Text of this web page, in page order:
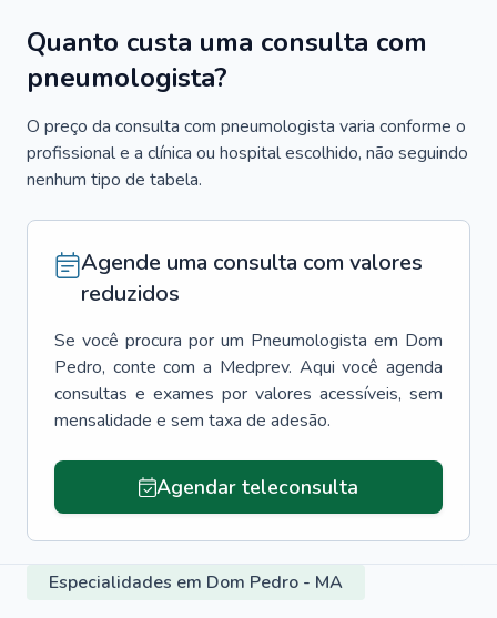
Quanto custa uma consulta com
pneumologista?
O preço da consulta com pneumologista varia conforme o
profissional e a clínica ou hospital escolhido, não seguindo
nenhum tipo de tabela.
Agende uma consulta com valores
reduzidos
Se você procura por um Pneumologista em Dom
Pedro, conte com a Medprev. Aqui você agenda
consultas e exames por valores acessíveis, sem
mensalidade e sem taxa de adesão.
Agendar teleconsulta
Especialidades em Dom Pedro - MA